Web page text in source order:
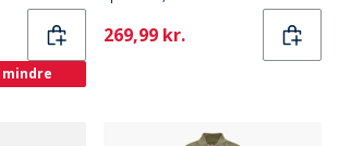
Current
269,99 kr.